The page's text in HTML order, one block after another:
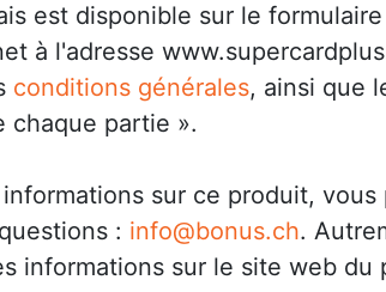
est disponible sur le
à l'adresse
conditions générales, ainsi que
chaque partie ».
sur ce produit, vous
: info@bonus.ch.
informations sur le site web du